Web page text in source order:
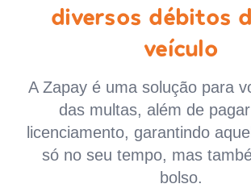
diversos débitos
veículo
A Zapay é uma solução para
das multas, além de
licenciamento, garantindo
só no seu tempo, mas
bolso.